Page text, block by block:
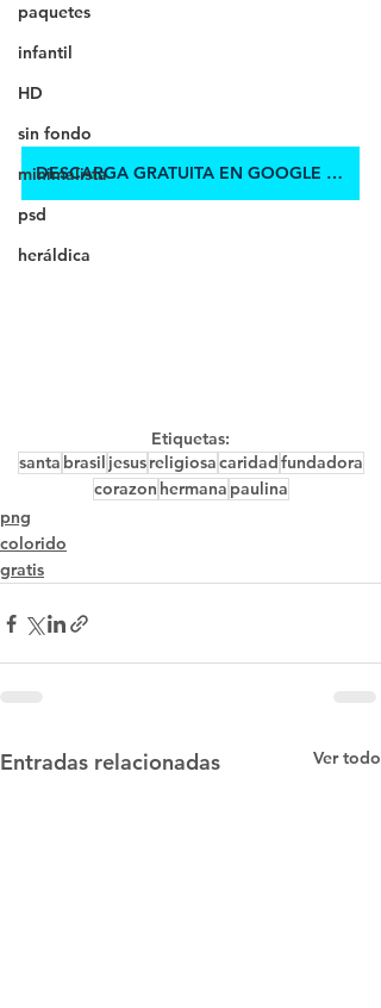
paquetes
infantil
HD
sin fondo
minimalista
psd
heráldica
DESCARGA GRATUITA EN GOOGLE DRIVE
Etiquetas:
santa brasil jesusreligiosacaridadfundadora
corazon hermana paulina
png
colorido
gratis
Entradas relacionadas Ver todo